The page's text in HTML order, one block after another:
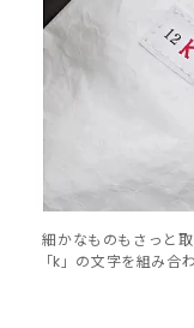
細かなものもさっと
「k」の文字を組み